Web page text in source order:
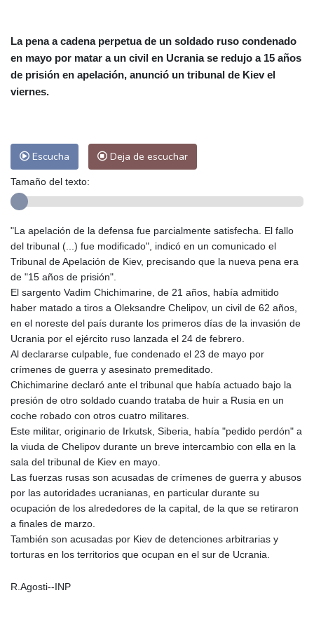
Las Palmas de Gran Canaria
27 °C
Ibiza
29 °C Buenos Aires
13 °C
Caracas
La pena a cadena perpetua de un soldado ruso condenado
en mayo por matar a un civil en Ucrania se redujo a 15 años
de prisión en apelación, anunció un tribunal de Kiev el
viernes.
Escucha Deja de escuchar
Tamaño del texto:
"La apelación de la defensa fue parcialmente satisfecha. El fallo
del tribunal (...) fue modificado", indicó en un comunicado el
Tribunal de Apelación de Kiev, precisando que la nueva pena era
de "15 años de prisión".
El sargento Vadim Chichimarine, de 21 años, había admitido
haber matado a tiros a Oleksandre Chelipov, un civil de 62 años,
en el noreste del país durante los primeros días de la invasión de
Ucrania por el ejército ruso lanzada el 24 de febrero.
Al declararse culpable, fue condenado el 23 de mayo por
crímenes de guerra y asesinato premeditado.
Chichimarine declaró ante el tribunal que había actuado bajo la
presión de otro soldado cuando trataba de huir a Rusia en un
coche robado con otros cuatro militares.
Este militar, originario de Irkutsk, Siberia, había "pedido perdón" a
la viuda de Chelipov durante un breve intercambio con ella en la
sala del tribunal de Kiev en mayo.
Las fuerzas rusas son acusadas de crímenes de guerra y abusos
por las autoridades ucranianas, en particular durante su
ocupación de los alrededores de la capital, de la que se retiraron
a finales de marzo.
También son acusadas por Kiev de detenciones arbitrarias y
torturas en los territorios que ocupan en el sur de Ucrania.
R.Agosti--INP